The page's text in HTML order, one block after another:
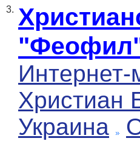
3.
Интернет-
Христиан
Украина